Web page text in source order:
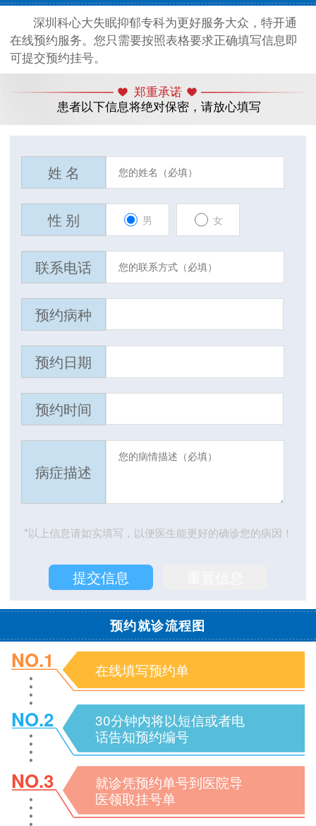
深圳科心大失眠抑郁专科为更好服务大众，特开通
在线预约服务。您只需要按照表格要求正确填写信息即
可提交预约挂号。
郑重承诺
患者以下信息将绝对保密，请放心填写
姓 名
性 别 男 女
联系电话
预约病种
预约日期
预约时间
病症描述
*以上信息请如实填写，以便医生能更好的确诊您的病因！
预约就诊流程图
NO.1 在线填写预约单
NO.2
30分钟内将以短信或者电
话告知预约编号
NO.3
就诊凭预约单号到医院导
医领取挂号单